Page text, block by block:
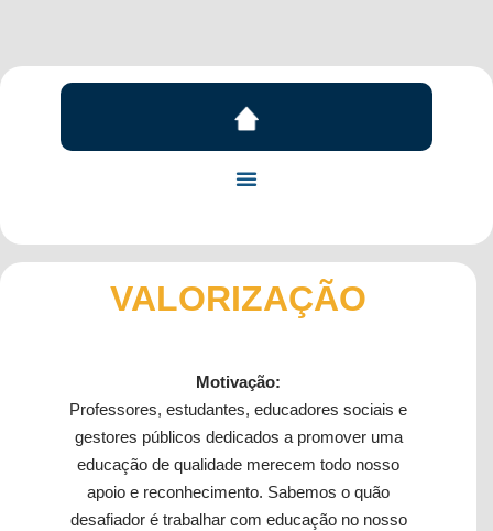
VALORIZAÇÃO
Motivação:
Professores, estudantes, educadores sociais e
gestores públicos dedicados a promover uma
educação de qualidade merecem todo nosso
apoio e reconhecimento. Sabemos o quão
desafiador é trabalhar com educação no nosso